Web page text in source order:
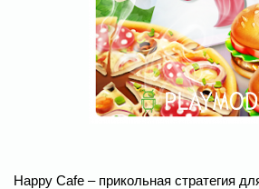
Happy Cafe – прикольная стратегия